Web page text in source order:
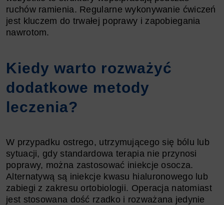
ruchów ramienia. Regularne wykonywanie ćwiczeń
jest kluczem do trwałej poprawy i zapobiegania
nawrotom.
Kiedy warto rozważyć
dodatkowe metody
leczenia?
W przypadku ostrego, utrzymującego się bólu lub
sytuacji, gdy standardowa terapia nie przynosi
poprawy, można zastosować iniekcje osocza.
Alternatywą są iniekcje kwasu hialuronowego lub
zabiegi z zakresu ortobiologii. Operacja natomiast
jest stosowana dość rzadko i rozważana jedynie